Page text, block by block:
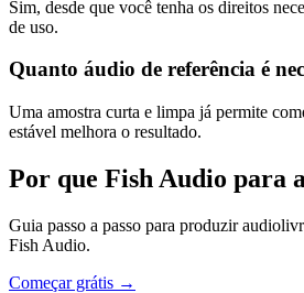
Sim, desde que você tenha os direitos
de uso.
Quanto áudio de referência é
Uma amostra curta e limpa já permite
estável melhora o resultado.
Por que Fish Audio para
Guia passo a passo para produzir
Fish Audio.
Começar grátis →